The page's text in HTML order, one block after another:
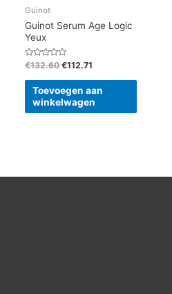
Guinot
Guinot Serum Age Logic
Yeux
Gewaardeerd
uit
€132.60 €112.71
Toevoegen aan
winkelwagen